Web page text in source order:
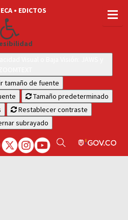
• EDICTOS
tamaño de fuente
Tamaño predeterminado
Restablecer contraste
subrayado